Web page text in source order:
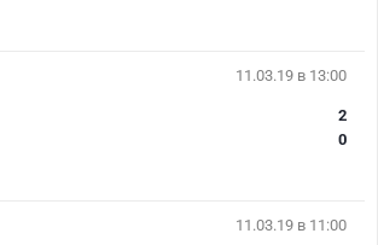
11.03.19 в 13:00
2
0
11.03.19 в 11:00